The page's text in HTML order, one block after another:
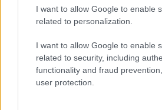
I want to allow Google to enable
related to personalization.
I want to allow Google to enable
related to security, including
functionality and fraud
user protection.